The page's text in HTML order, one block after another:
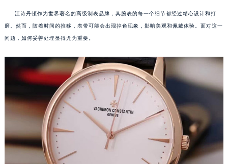
江诗丹顿作为世界著名的高级制表品牌，其腕表的每一个细节都经过精心设计和打
磨。然而，随着时间的推移，表带可能会出现掉色现象，影响美观和佩戴体验。面对这一
问题，如何妥善处理显得尤为重要。